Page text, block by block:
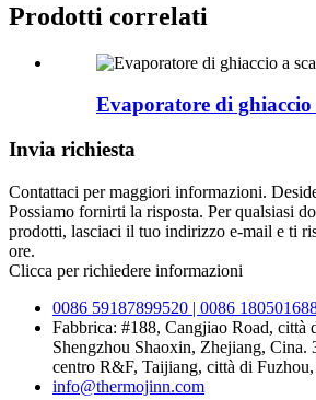
Prodotti correlati
Evaporatore di ghiaccio
Invia richiesta
Contattaci per maggiori informazioni.
Possiamo fornirti la risposta. Per qualsiasi
prodotti, lasciaci il tuo indirizzo e-mail e ti
ore.
Clicca per richiedere informazioni
0086 59187899520 | 0086
Fabbrica: #188, Cangjiao Road, città
Shengzhou Shaoxin, Zhejiang,
centro R&F, Taijiang, città di
info@thermojinn.com